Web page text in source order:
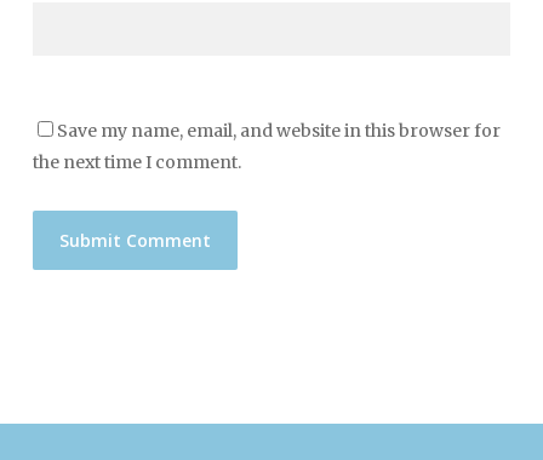
Save my name, email, and website in this browser for
the next time I comment.